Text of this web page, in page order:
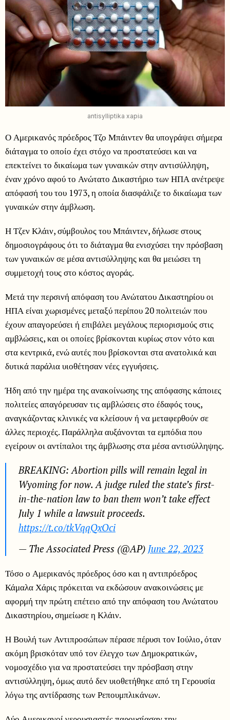
antisylliptika xapia
Ο Αμερικανός πρόεδρος Τζο Μπάιντεν θα υπογράψει σήμερα
διάταγμα το οποίο έχει στόχο να προστατεύσει και να
επεκτείνει το δικαίωμα των γυναικών στην αντισύλληψη,
έναν χρόνο αφού το Ανώτατο Δικαστήριο των ΗΠΑ ανέτρεψε
απόφασή του του 1973, η οποία διασφάλιζε το δικαίωμα των
γυναικών στην άμβλωση.
Η Τζεν Κλάιν, σύμβουλος του Μπάιντεν, δήλωσε στους
δημοσιογράφους ότι το διάταγμα θα ενισχύσει την πρόσβαση
των γυναικών σε μέσα αντισύλληψης και θα μειώσει τη
συμμετοχή τους στο κόστος αγοράς.
Μετά την περσινή απόφαση του Ανώτατου Δικαστηρίου οι
ΗΠΑ είναι χωρισμένες μεταξύ περίπου 20 πολιτειών που
έχουν απαγορεύσει ή επιβάλει μεγάλους περιορισμούς στις
αμβλώσεις, και οι οποίες βρίσκονται κυρίως στον νότο και
στα κεντρικά, ενώ αυτές που βρίσκονται στα ανατολικά και
δυτικά παράλια υιοθέτησαν νέες εγγυήσεις.
Ήδη από την ημέρα της ανακοίνωσης της απόφασης κάποιες
πολιτείες απαγόρευσαν τις αμβλώσεις στο έδαφός τους,
αναγκάζοντας κλινικές να κλείσουν ή να μεταφερθούν σε
άλλες περιοχές. Παράλληλα αυξάνονται τα εμπόδια που
εγείρουν οι αντίπαλοι της άμβλωσης στα μέσα αντισύλληψης.
BREAKING: Abortion pills will remain legal in
Wyoming for now. A judge ruled the state’s first-
in-the-nation law to ban them won’t take effect
July 1 while a lawsuit proceeds.
https://t.co/tkVqqQxOci
— The Associated Press (@AP) June 22, 2023
Τόσο ο Αμερικανός πρόεδρος όσο και η αντιπρόεδρος
Κάμαλα Χάρις πρόκειται να εκδώσουν ανακοινώσεις με
αφορμή την πρώτη επέτειο από την απόφαση του Ανώτατου
Δικαστηρίου, σημείωσε η Κλάιν.
Η Βουλή των Αντιπροσώπων πέρασε πέρυσι τον Ιούλιο, όταν
ακόμη βρισκόταν υπό τον έλεγχο των Δημοκρατικών,
νομοσχέδιο για να προστατεύσει την πρόσβαση στην
αντισύλληψη, όμως αυτό δεν υιοθετήθηκε από τη Γερουσία
λόγω της αντίδρασης των Ρεπουμπλικάνων.